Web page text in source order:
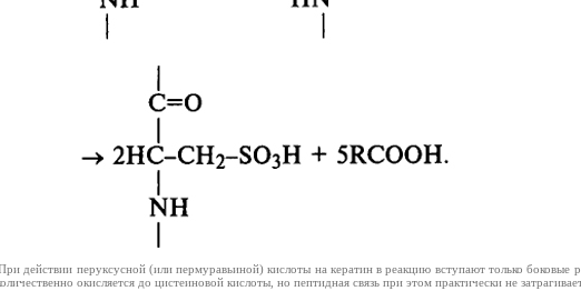
действии перуксусной (или пермуравьиной) кислоты на кератин в реакцию вступают только
окисляется до цистеиновой кислоты, но пептидная связь при этом практически не